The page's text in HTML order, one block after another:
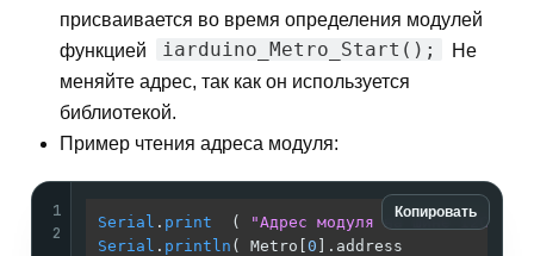
присваивается во время определения модулей
функцией
iarduino_Metro_Start();
Не
меняйте адрес, так как он используется
библиотекой.
Пример чтения адреса модуля:
Копировать
1
2
Serial . print
  (
"Адрес модуля на шине I2C = "
Serial . println ( Metro[ 0 ].address